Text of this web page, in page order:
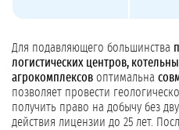
Для подавляющего большинства
логистических центров,
агрокомплексов оптимальна
позволяет провести
получить право на добычу без
действия лицензии до 25 лет.